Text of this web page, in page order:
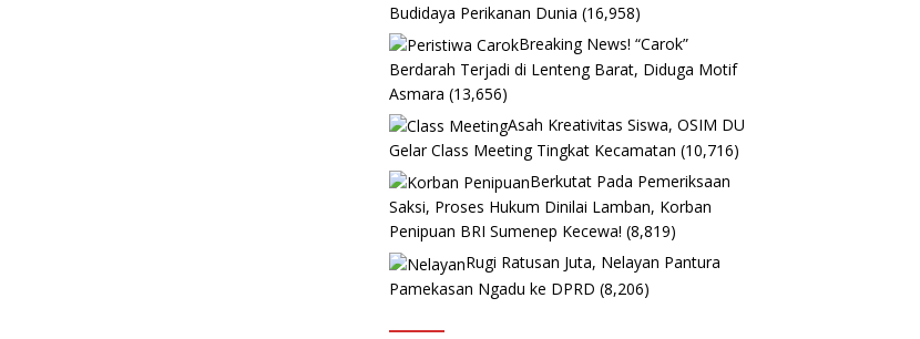
Budidaya Perikanan Dunia (16,958)
Breaking News! “Carok”
Berdarah Terjadi di Lenteng Barat, Diduga Motif
Asmara (13,656)
Asah Kreativitas Siswa, OSIM DU
Gelar Class Meeting Tingkat Kecamatan (10,716)
Berkutat Pada Pemeriksaan
Saksi, Proses Hukum Dinilai Lamban, Korban
Penipuan BRI Sumenep Kecewa! (8,819)
Rugi Ratusan Juta, Nelayan Pantura
Pamekasan Ngadu ke DPRD (8,206)